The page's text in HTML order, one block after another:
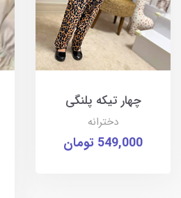
چهار تیکه پلنگی
دخترانه
549,000 تومان